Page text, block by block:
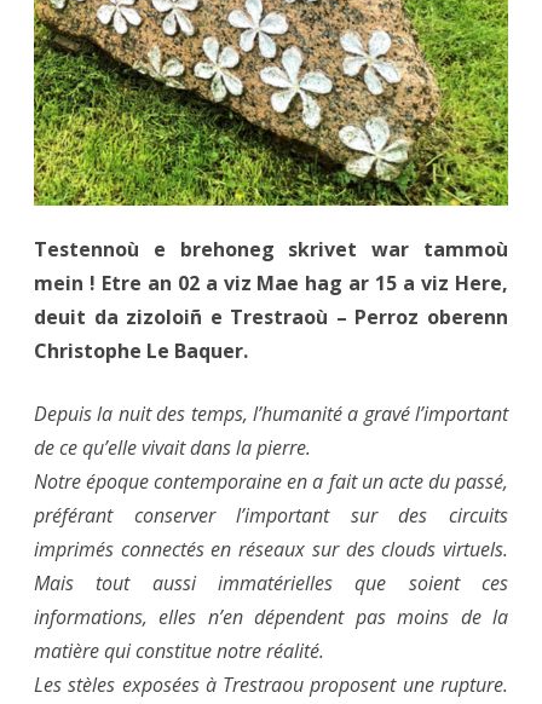
Testennoù e brehoneg skrivet war tammoù
mein ! Etre an 02 a viz Mae hag ar 15 a viz Here,
deuit da zizoloiñ e Trestraoù – Perroz oberenn
Christophe Le Baquer.
Depuis la nuit des temps, l’humanité a gravé l’important
de ce qu’elle vivait dans la pierre.
Notre époque contemporaine en a fait un acte du passé,
préférant conserver l’important sur des circuits
imprimés connectés en réseaux sur des clouds virtuels.
Mais tout aussi immatérielles que soient ces
informations, elles n’en dépendent pas moins de la
matière qui constitue notre réalité.
Les stèles exposées à Trestraou proposent une rupture.